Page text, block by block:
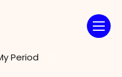
Period